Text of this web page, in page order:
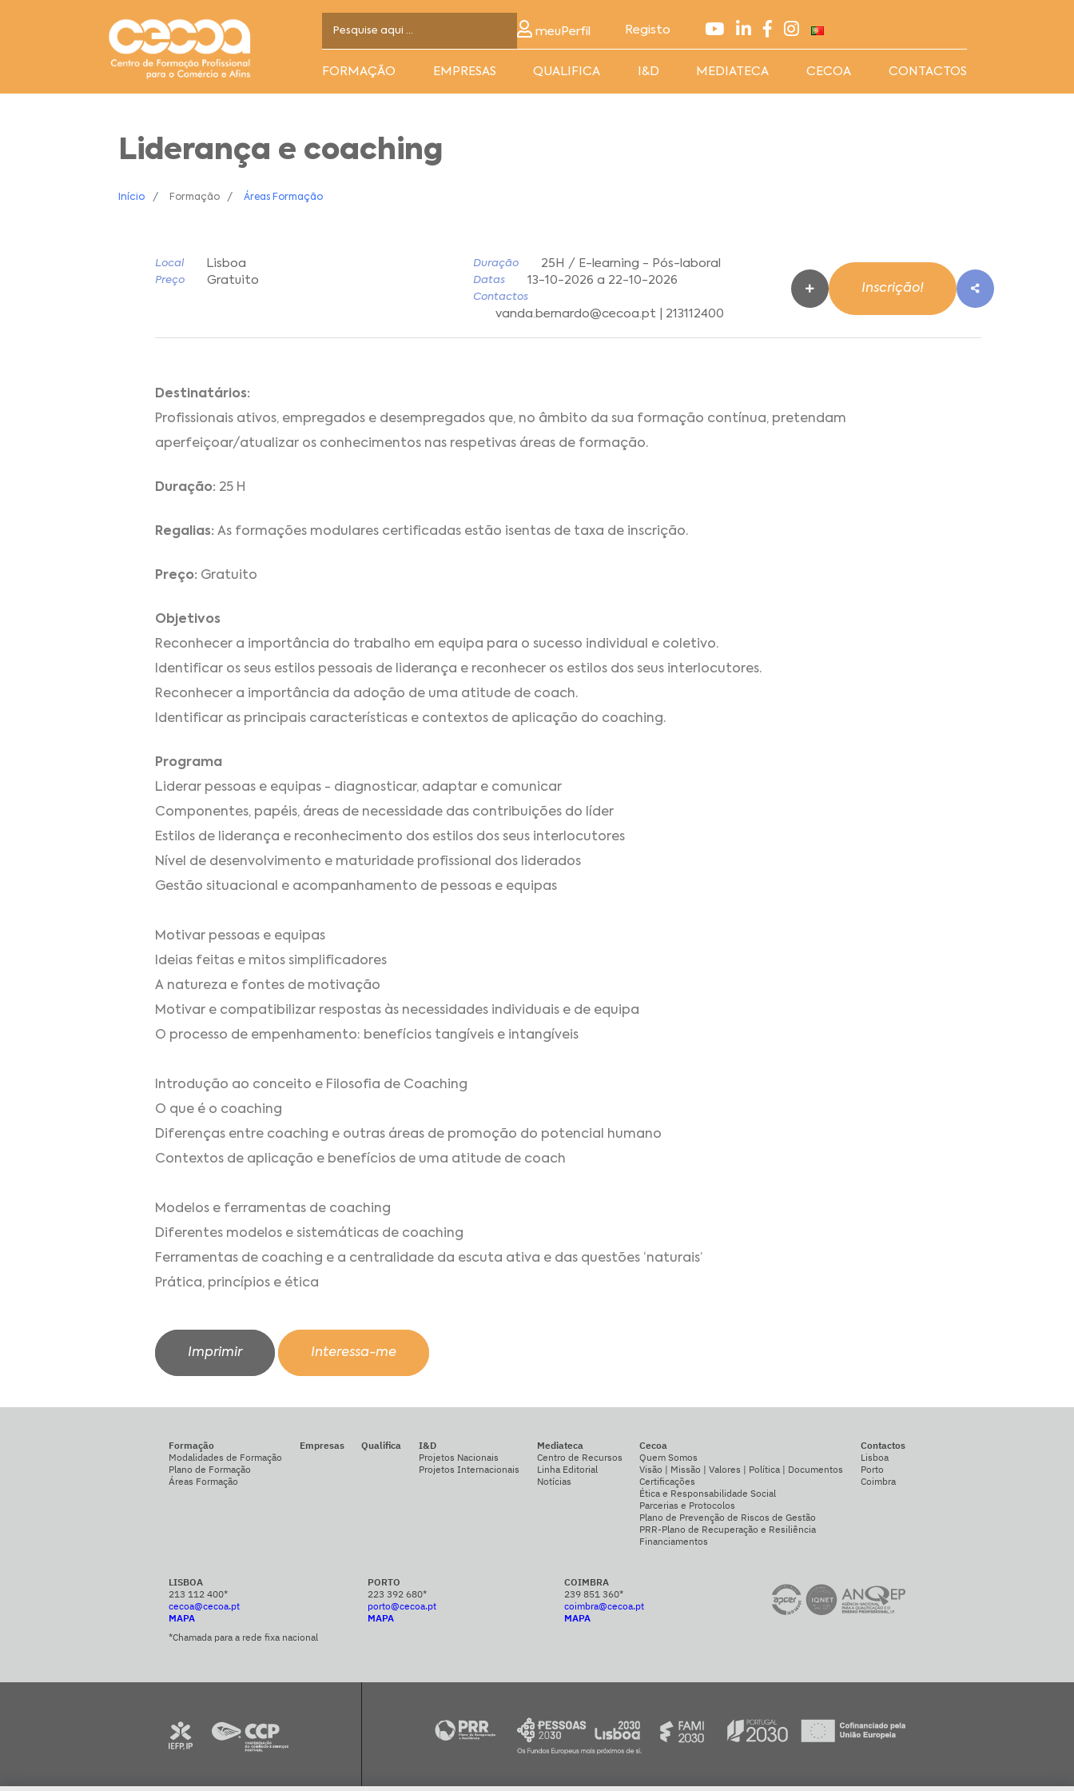
meuPerfil Registo
FORMAÇÃO EMPRESAS QUALIFICA I&D MEDIATECA CECOA CONTACTOS
Liderança e coaching
Início Formação Áreas Formação
Local Lisboa Duração 25H / E-learning - Pós-laboral
Preço Gratuito Datas 13-10-2026 a 22-10-2026
Contactos
vanda.bernardo@cecoa.pt | 213112400
Inscrição!
Destinatários:
Profissionais ativos, empregados e desempregados que, no âmbito da sua formação contínua, pretendam
aperfeiçoar/atualizar os conhecimentos nas respetivas áreas de formação.
Duração: 25 H
Regalias: As formações modulares certificadas estão isentas de taxa de inscrição.
Preço: Gratuito
Objetivos
Reconhecer a importância do trabalho em equipa para o sucesso individual e coletivo.
Identificar os seus estilos pessoais de liderança e reconhecer os estilos dos seus interlocutores.
Reconhecer a importância da adoção de uma atitude de coach.
Identificar as principais características e contextos de aplicação do coaching.
Programa
Liderar pessoas e equipas - diagnosticar, adaptar e comunicar
Componentes, papéis, áreas de necessidade das contribuições do líder
Estilos de liderança e reconhecimento dos estilos dos seus interlocutores
Nível de desenvolvimento e maturidade profissional dos liderados
Gestão situacional e acompanhamento de pessoas e equipas
Motivar pessoas e equipas
Ideias feitas e mitos simplificadores
A natureza e fontes de motivação
Motivar e compatibilizar respostas às necessidades individuais e de equipa
O processo de empenhamento: benefícios tangíveis e intangíveis
Introdução ao conceito e Filosofia de Coaching
O que é o coaching
Diferenças entre coaching e outras áreas de promoção do potencial humano
Contextos de aplicação e benefícios de uma atitude de coach
Modelos e ferramentas de coaching
Diferentes modelos e sistemáticas de coaching
Ferramentas de coaching e a centralidade da escuta ativa e das questões ‘naturais’
Prática, princípios e ética
Imprimir Interessa-me
Formação
Modalidades de Formação
Plano de Formação
Áreas Formação
Empresas Qualifica
I&D
Projetos Nacionais
Projetos Internacionais
Mediateca
Centro de Recursos
Linha Editorial
Notícias
Cecoa
Quem Somos
Visão | Missão | Valores | Política | Documentos
Certificações
Ética e Responsabilidade Social
Parcerias e Protocolos
Plano de Prevenção de Riscos de Gestão
PRR-Plano de Recuperação e Resiliência
Financiamentos
Contactos
Lisboa
Porto
Coimbra
LISBOA
213 112 400*
cecoa@cecoa.pt
MAPA
PORTO
223 392 680*
porto@cecoa.pt
MAPA
COIMBRA
239 851 360*
coimbra@cecoa.pt
MAPA
*Chamada para a rede fixa nacional